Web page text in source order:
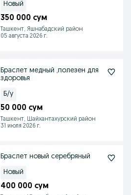
Новый
350 000 сум
Ташкент, Яшнабадский район
05 августа 2026 г.
Браслет медный ,полезен для
здоровья
Б/у
50 000 сум
Ташкент, Шайхантахурский район
31 июля 2026 г.
Браслет новый серебряный
Новый
400 000 сум